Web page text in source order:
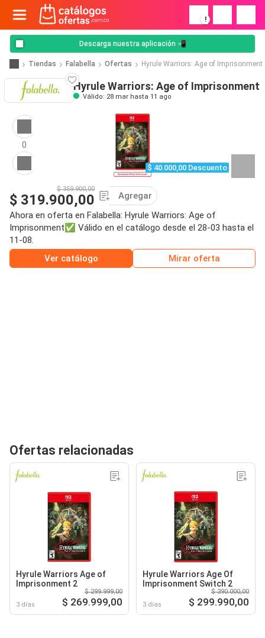
!
Descarga nuestra aplicación 📲
Tiendas Falabella Ofertas Hyrule Warriors: Age of Imprisonment
Hyrule Warriors: Age of Imprisonment
Válido: 28 mar hasta 11 ago
0
$ 40.000,00 Descuento
$ 359.900,00
$ 319.900,00
Agregar
Ahora en oferta en Falabella: Hyrule Warriors: Age of
Imprisonment✅ Válido en el catálogo desde el 28-03 hasta el
11-08.
Ver catálogo
Mirar oferta
Ofertas relacionadas
Hyrule Warriors Age of
Imprisonment 2
3 días
$ 299.999,00
$ 269.999,00
Hyrule Warriors Age Of
Imprisonment Switch 2
3 días
$ 390.000,00
$ 299.990,00